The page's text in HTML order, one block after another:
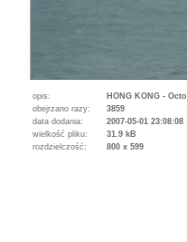
opis:
HONG KONG -
obejrzano razy:
3859
data dodania:
2007-05-01 23:08:08
wielkość pliku:
31.9 kB
rozdzielczość:
800 x 599